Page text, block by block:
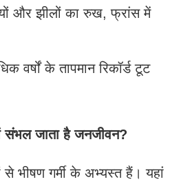
और झीलों का रुख, फ्रांस में
वर्षों के तापमान रिकॉर्ड टूट
संभल जाता है जनजीवन?
भीषण गर्मी के अभ्यस्त हैं। यहां